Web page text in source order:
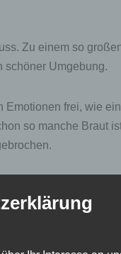
Zu einem so
schöner Umgebung.
Emotionen frei, wie
so manche Braut
Festcharakters:
man auch weithin